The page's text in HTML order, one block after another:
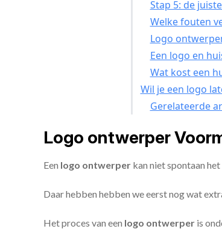
Stap 5: de
Welke fouten
Logo
Een logo en
Wat kost een
Wil je een logo
Gerelateerde
Logo ontwerper
Een logo ontwerper kan niet spontaan
Daar hebben hebben we eerst nog wat
Het proces van een logo ontwerper is